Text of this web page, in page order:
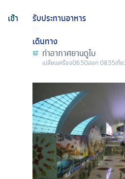
เช้า
รับประทานอาหาร
เดินทาง
ท่าอากาศยานดูไบ
เปลี่ยนเครื่อง06.50ออก08.55เที่